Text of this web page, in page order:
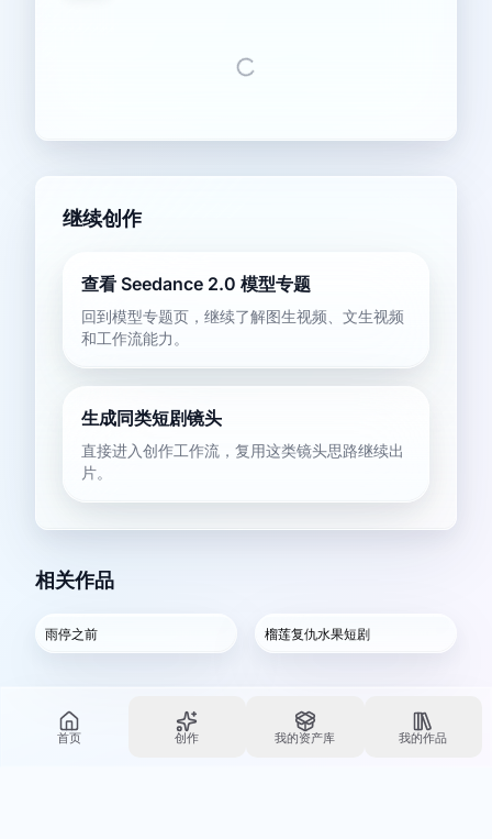
首页 创作 我的资产库 我的作品
继续创作
查看 Seedance 2.0 模型专题
回到模型专题页，继续了解图生视频、文生视频
和工作流能力。
生成同类短剧镜头
直接进入创作工作流，复用这类镜头思路继续出
片。
相关作品
雨停之前 榴莲复仇水果短剧